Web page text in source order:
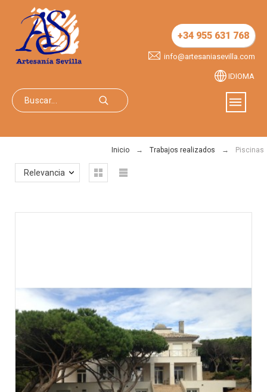
+34 955 631 768
info@artesaniasevilla.com
IDIOMA
Inicio Trabajos realizados Piscinas
Relevancia